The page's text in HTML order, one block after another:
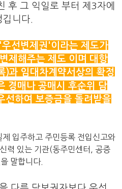
후 그 익일로 부터 제3자에
니다.
선변제권'이라는 제도가
제해주는 제도 이며 대항
)과 임대차계약서상의 확정
경매나 공매시 후순위 담
선하여 보증금을 돌려받을
입주하고 주민등록 전입신고와
력 있는 기관(동주민센터, 공증
말합니다.